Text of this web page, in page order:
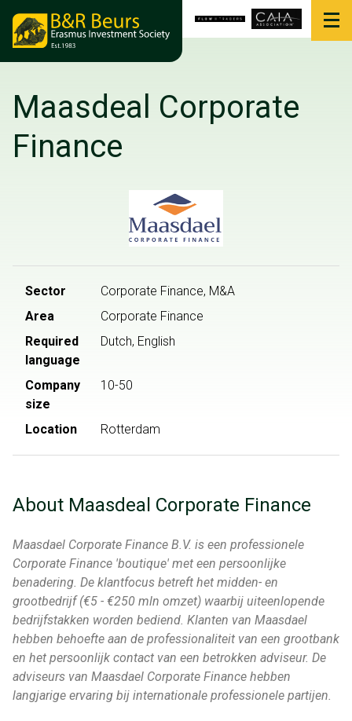
Maasdeal Corporate
Finance
Sector
Corporate Finance, M&A
Area
Corporate Finance
Required
language
Dutch, English
Company
size
10-50
Location Rotterdam
About Maasdeal Corporate Finance
Maasdael Corporate Finance B.V. is een professionele
Corporate Finance 'boutique' met een persoonlijke
benadering. De klantfocus betreft het midden- en
grootbedrijf (€5 - €250 mln omzet) waarbij uiteenlopende
bedrijfstakken worden bediend. Klanten van Maasdael
hebben behoefte aan de professionaliteit van een grootbank
en het persoonlijk contact van een betrokken adviseur. De
adviseurs van Maasdael Corporate Finance hebben
langjarige ervaring bij internationale professionele partijen.